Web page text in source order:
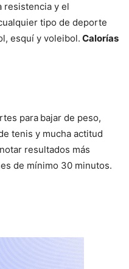
resistencia y el
tipo de deporte
esquí y voleibol. Calorías
para bajar de peso,
tenis y mucha actitud
resultados más
de mínimo 30 minutos.